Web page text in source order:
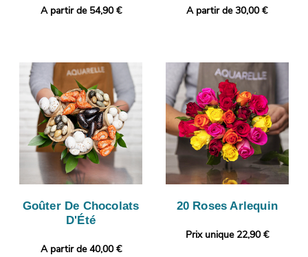
A partir de 54,90 € A partir de 30,00 €
Goûter De Chocolats
D'Été
A partir de 40,00 €
20 Roses Arlequin
Prix unique 22,90 €